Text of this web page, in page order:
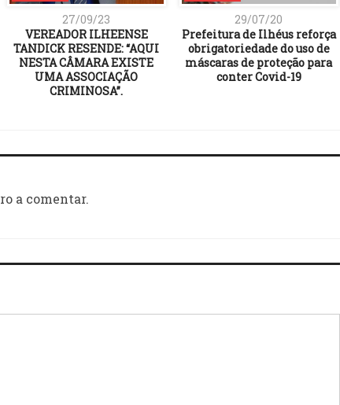
27/09/23
VEREADOR ILHEENSE
TANDICK RESENDE: “AQUI
NESTA CÂMARA EXISTE
UMA ASSOCIAÇÃO
CRIMINOSA”.
29/07/20
Prefeitura de Ilhéus reforça
obrigatoriedade do uso de
máscaras de proteção para
conter Covid-19
a comentar.